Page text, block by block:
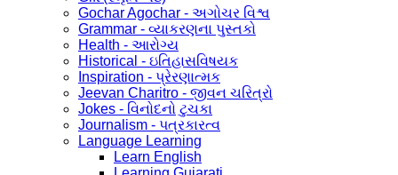
Gochar Agochar - અગોચર વિશ્વ
Grammar - વ્યાકરણના પુસ્તકો
Health - આરોગ્ય
Historical - ઇતિહાસવિષયક
Inspiration - પ્રેરણાત્મક
Jeevan Charitro - જીવન ચરિત્રો
Jokes - વિનોદનો ટુચકા
Journalism - પત્રકારત્વ
Language Learning
Learn English